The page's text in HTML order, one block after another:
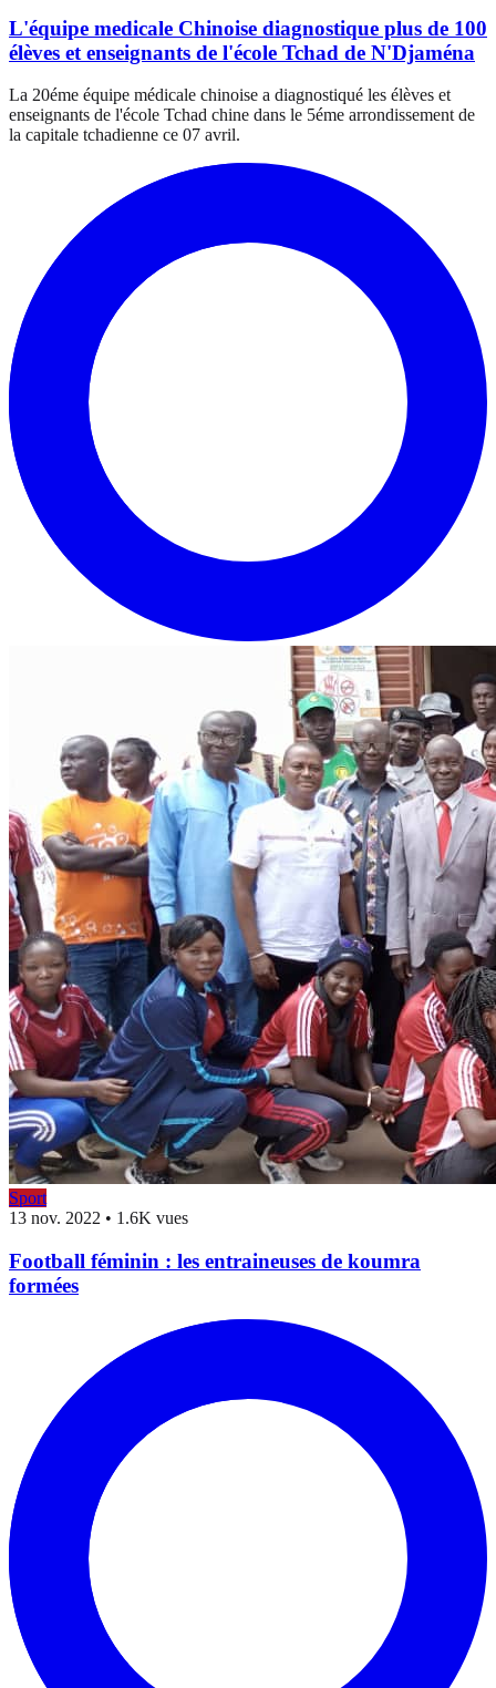
L'équipe medicale Chinoise diagnostique plus de 100
élèves et enseignants de l'école Tchad de N'Djaména
La 20éme équipe médicale chinoise a diagnostiqué les élèves et
enseignants de l'école Tchad chine dans le 5éme arrondissement de
la capitale tchadienne ce 07 avril.
Sport
13 nov. 2022 • 1.6K vues
Football féminin : les entraineuses de koumra
formées